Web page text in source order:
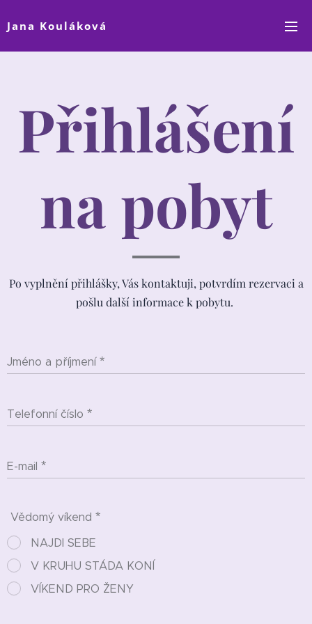
Jana Kouláková
Přihlášení
na pobyt
Po vyplnění přihlášky, Vás kontaktuji, potvrdím rezervaci a
pošlu další informace k pobytu.
Jméno a příjmení
Telefonní číslo
E-mail
Vědomý víkend
NAJDI SEBE
V KRUHU STÁDA KONÍ
VÍKEND PRO ŽENY